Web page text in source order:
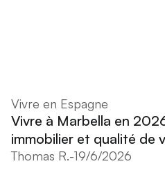
Vivre en Espagne
Vivre à Marbella en
immobilier et qualité de
Thomas R.-19/6/2026